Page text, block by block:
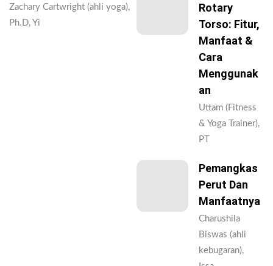
Zachary Cartwright (ahli yoga),
Ph.D, Yi
Rotary
Torso: Fitur,
Manfaat &
Cara
Menggunak
An
Uttam (Fitness
& Yoga Trainer),
PT
Pemangkas
Perut Dan
Manfaatnya
Charushila
Biswas (ahli
kebugaran),